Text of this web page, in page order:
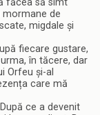
făcea să simt
mormane de
migdale și
fiecare gustare,
în tăcere, dar
Orfeu și-al
care mă
ce a devenit